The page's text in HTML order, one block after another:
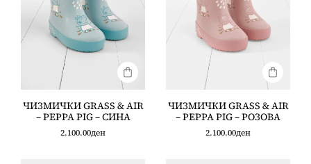
ЧИЗМИЧКИ GRASS & AIR
– PEPPA PIG – СИНА
2.100.00ден
ЧИЗМИЧКИ GRASS & AIR
– PEPPA PIG – РОЗОВА
2.100.00ден